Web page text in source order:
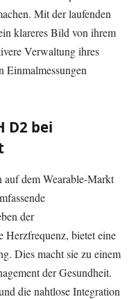
Mit der laufenden
klareres Bild von ihrem
Verwaltung ihres
Einmalmessungen
D2 bei
dem Wearable-Markt
der
Herzfrequenz, bietet eine
Dies macht sie zu einem
der Gesundheit.
die nahtlose Integration